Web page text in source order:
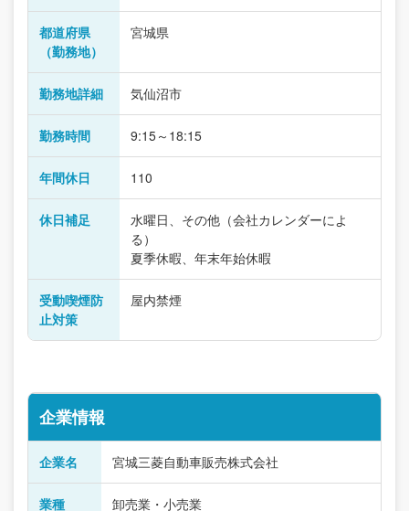
都道府県
（勤務地）
宮城県
勤務地詳細 気仙沼市
勤務時間 9:15～18:15
年間休日 110
休日補足
水曜日、その他（会社カレンダーによ
る）
夏季休暇、年末年始休暇
受動喫煙防
止対策
屋内禁煙
企業情報
企業名 宮城三菱自動車販売株式会社
業種 卸売業・小売業